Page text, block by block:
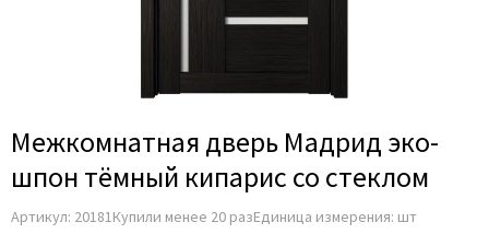
Межкомнатная дверь Мадрид эко-
шпон тёмный кипарис со стеклом
Артикул: 20181Купили менее 20 разЕдиница измерения: шт